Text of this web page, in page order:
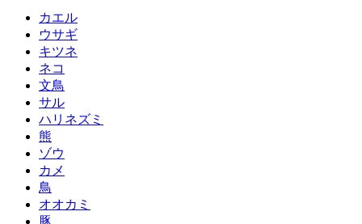
カエル
ウサギ
キツネ
ネコ
文鳥
サル
ハリネズミ
熊
ゾウ
カメ
鳥
オオカミ
豚